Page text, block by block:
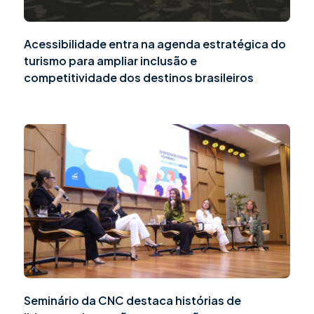
Acessibilidade entra na agenda estratégica do
turismo para ampliar inclusão e
competitividade dos destinos brasileiros
Seminário da CNC destaca histórias de